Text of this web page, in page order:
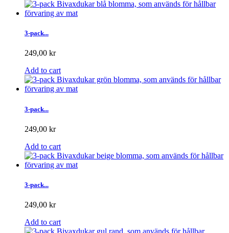
3-pack...
249,00 kr
Add to cart
3-pack...
249,00 kr
Add to cart
3-pack...
249,00 kr
Add to cart